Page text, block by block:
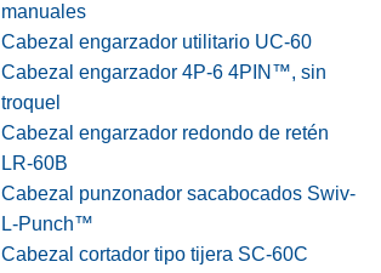
manuales
Cabezal engarzador utilitario UC-60
Cabezal engarzador 4P-6 4PIN™, sin
troquel
Cabezal engarzador redondo de retén
LR-60B
Cabezal punzonador sacabocados Swiv-
L-Punch™
Cabezal cortador tipo tijera SC-60C